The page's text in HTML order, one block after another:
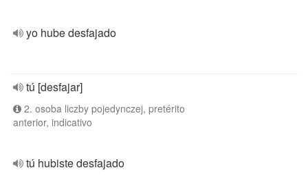
yo hube desfajado
tú [desfajar]
2. osoba liczby pojedynczej, pretérito
anterior, indicativo
tú hubiste desfajado